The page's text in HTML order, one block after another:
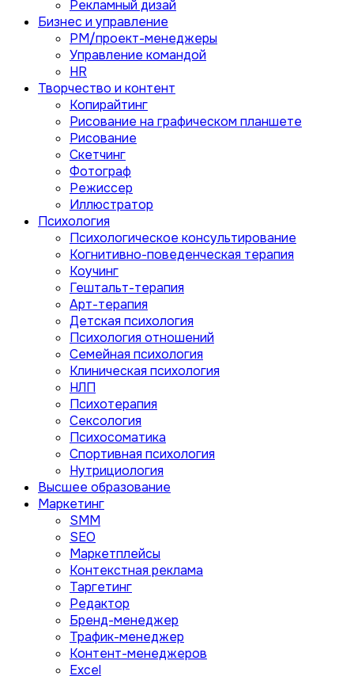
Рекламный дизай
Бизнес и управление
PM/проект-менеджеры
Управление командой
HR
Творчество и контент
Копирайтинг
Рисование на графическом планшете
Рисование
Скетчинг
Фотограф
Режиссер
Иллюстратор
Психология
Психологическое консультирование
Когнитивно-поведенческая терапия
Коучинг
Гештальт-терапия
Арт-терапия
Детская психология
Психология отношений
Семейная психология
Клиническая психология
НЛП
Психотерапия
Сексология
Психосоматика
Спортивная психология
Нутрициология
Высшее образование
Маркетинг
SMM
SEO
Маркетплейсы
Контекстная реклама
Таргетинг
Редактор
Бренд-менеджер
Трафик-менеджер
Контент-менеджеров
Excel